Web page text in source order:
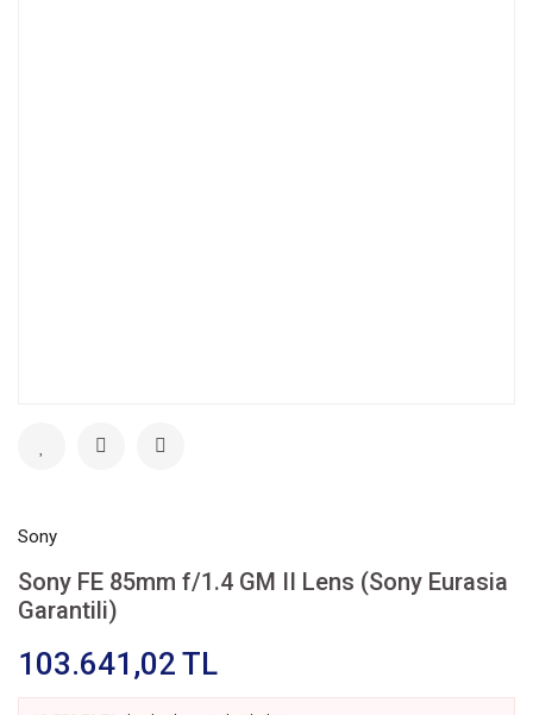
Sony
Sony FE 85mm f/1.4 GM II Lens (Sony Eurasia
Garantili)
103.641,02 TL